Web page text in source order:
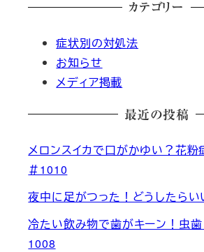
カテゴリー
症状別の対処法
お知らせ
メディア掲載
最近の投稿
メロンスイカで口がかゆい？花粉
＃1010
夜中に足がつった！どうしたら
冷たい飲み物で歯がキーン！虫
1008